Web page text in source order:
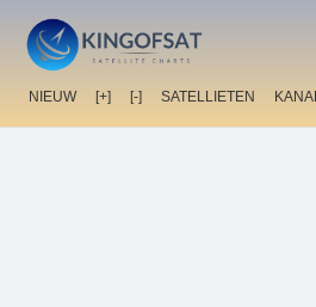
NIEUW [+] [-] SATELLIETEN